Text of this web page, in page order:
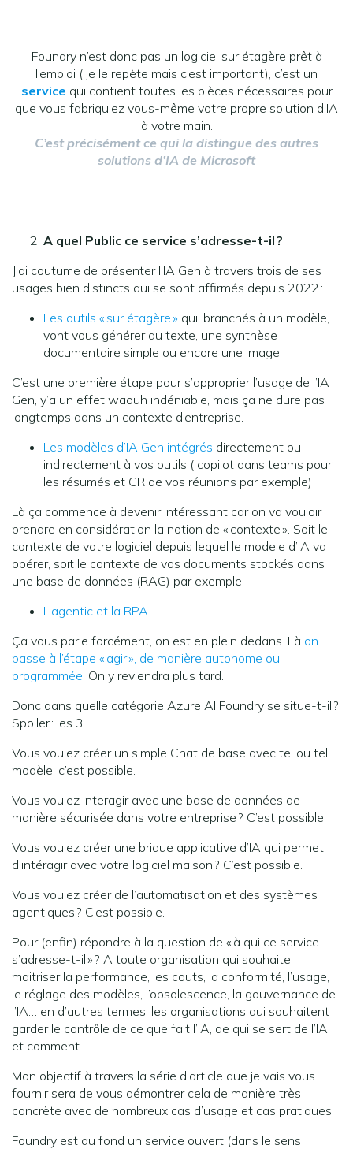
Foundry n’est donc pas un logiciel sur étagère prêt à
l’emploi ( je le repète mais c’est important), c’est un
service qui contient toutes les pièces nécessaires pour
que vous fabriquiez vous-même votre propre solution d’IA
à votre main.
C’est précisément ce qui la distingue des autres
solutions d’IA de Microsoft
A quel Public ce service s’adresse-t-il ?
J’ai coutume de présenter l’IA Gen à travers trois de ses
usages bien distincts qui se sont affirmés depuis 2022 :
Les outils « sur étagère » qui, branchés à un modèle,
vont vous générer du texte, une synthèse
documentaire simple ou encore une image.
C’est une première étape pour s’approprier l’usage de l’IA
Gen, y’a un effet waouh indéniable, mais ça ne dure pas
longtemps dans un contexte d’entreprise.
Les modèles d’IA Gen intégrés directement ou
indirectement à vos outils ( copilot dans teams pour
les résumés et CR de vos réunions par exemple)
Là ça commence à devenir intéressant car on va vouloir
prendre en considération la notion de « contexte ». Soit le
contexte de votre logiciel depuis lequel le modele d’IA va
opérer, soit le contexte de vos documents stockés dans
une base de données (RAG) par exemple.
L’agentic et la RPA
Ça vous parle forcément, on est en plein dedans. Là on
passe à l’étape « agir », de manière autonome ou
programmée. On y reviendra plus tard.
Donc dans quelle catégorie Azure AI Foundry se situe-t-il ?
Spoiler : les 3.
Vous voulez créer un simple Chat de base avec tel ou tel
modèle, c’est possible.
Vous voulez interagir avec une base de données de
manière sécurisée dans votre entreprise ? C’est possible.
Vous voulez créer une brique applicative d’IA qui permet
d’intéragir avec votre logiciel maison ? C’est possible.
Vous voulez créer de l’automatisation et des systèmes
agentiques ? C’est possible.
Pour (enfin) répondre à la question de « à qui ce service
s’adresse-t-il » ? A toute organisation qui souhaite
maitriser la performance, les couts, la conformité, l’usage,
le réglage des modèles, l’obsolescence, la gouvernance de
l’IA… en d’autres termes, les organisations qui souhaitent
garder le contrôle de ce que fait l’IA, de qui se sert de l’IA
et comment.
Mon objectif à travers la série d’article que je vais vous
fournir sera de vous démontrer cela de manière très
concrète avec de nombreux cas d’usage et cas pratiques.
Foundry est au fond un service ouvert (dans le sens